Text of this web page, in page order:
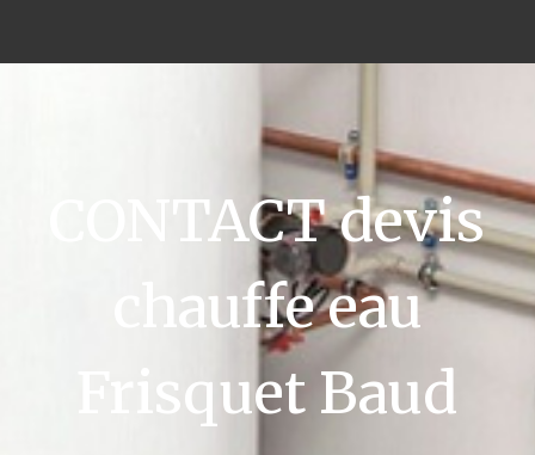
CONTACT devis
chauffe eau
Frisquet Baud